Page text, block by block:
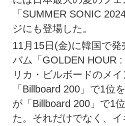
「SUMMER SONIC
ジにも登場した。
11月15日(金)に韓国で
バム「GOLDEN HOUR
リカ・ビルボードのメ
「Billboard 200」で1位
が「Billboard 200」で1
た。それだけでなく、